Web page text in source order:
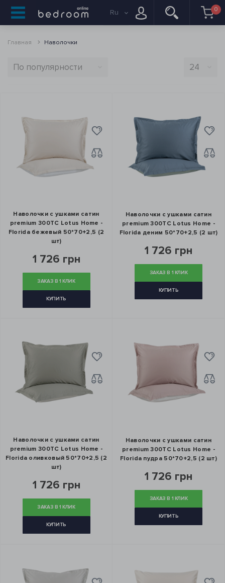
Ru 0
Главная Наволочки
Наволочки с ушками сатин
premium 300ТС Lotus Home -
Florida бежевый 50*70+2,5 (2
шт)
1 726 грн
ЗАКАЗ В 1 КЛИК
КУПИТЬ
Наволочки с ушками сатин
premium 300ТС Lotus Home -
Florida деним 50*70+2,5 (2 шт)
1 726 грн
ЗАКАЗ В 1 КЛИК
КУПИТЬ
Наволочки с ушками сатин
premium 300ТС Lotus Home -
Florida оливковый 50*70+2,5 (2
шт)
1 726 грн
ЗАКАЗ В 1 КЛИК
КУПИТЬ
Наволочки с ушками сатин
premium 300ТС Lotus Home -
Florida пудра 50*70+2,5 (2 шт)
1 726 грн
ЗАКАЗ В 1 КЛИК
КУПИТЬ